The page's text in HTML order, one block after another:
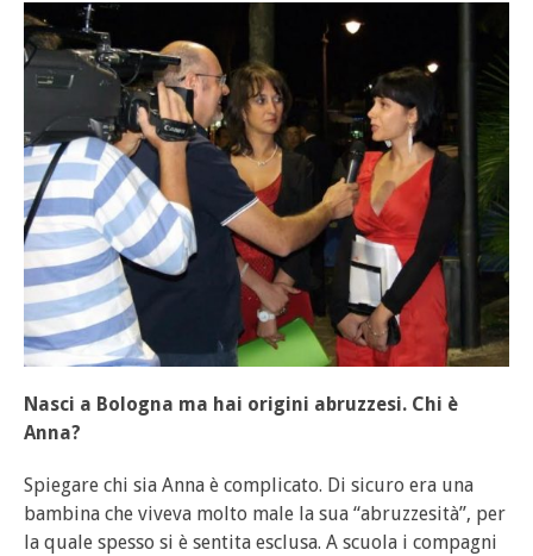
Nasci a Bologna ma hai origini abruzzesi. Chi è
Anna?
Spiegare chi sia Anna è complicato. Di sicuro era una
bambina che viveva molto male la sua “abruzzesità”, per
la quale spesso si è sentita esclusa. A scuola i compagni